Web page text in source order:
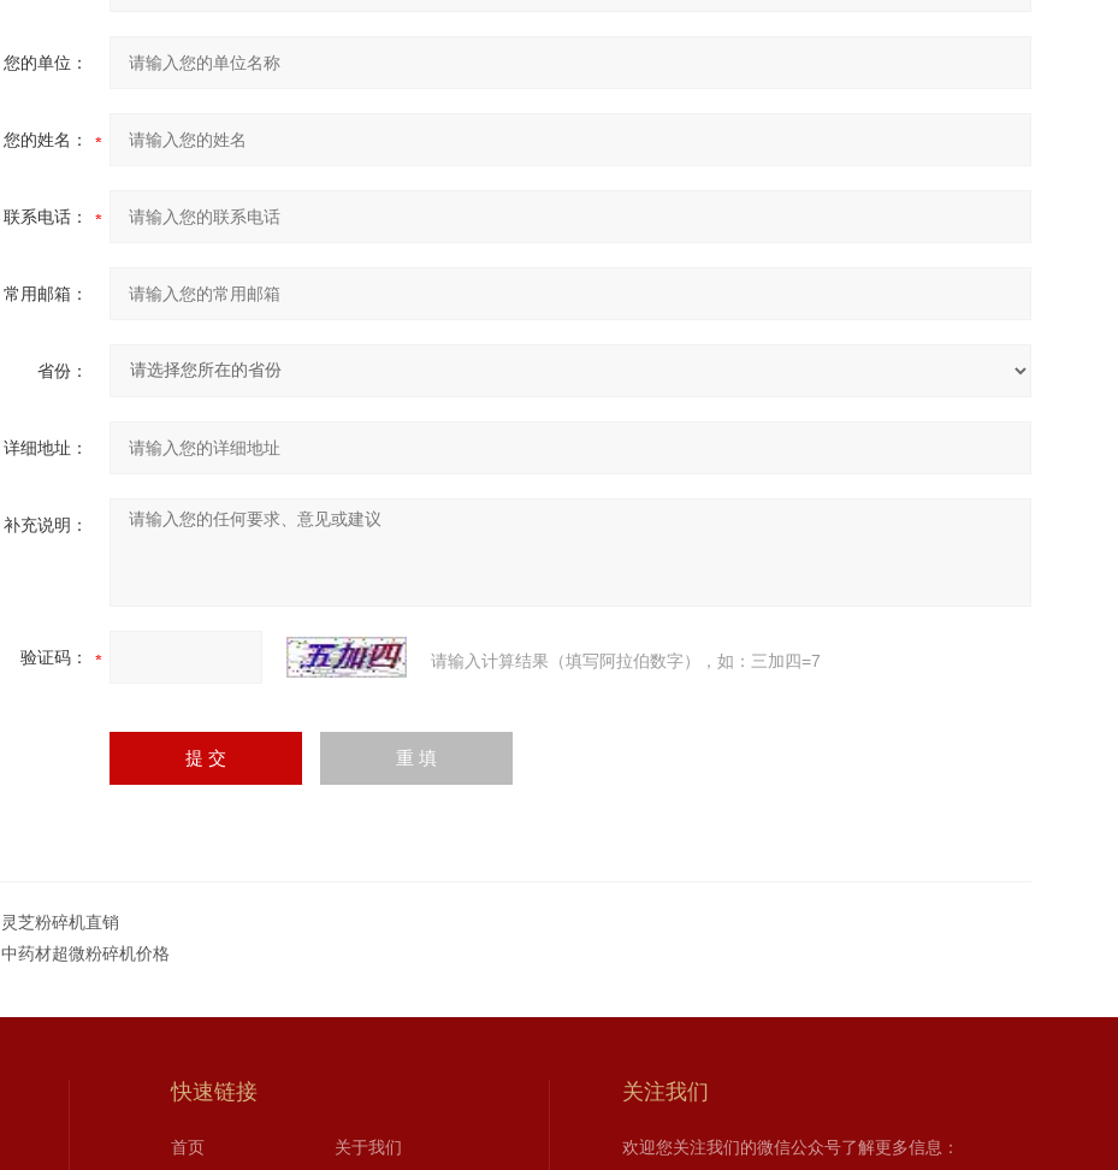
您的单位：
您的姓名：
联系电话：
常用邮箱：
省份：
详细地址：
补充说明：
验证码： 请输入计算结果（填写阿拉伯数字），如：三加四=7
灵芝粉碎机直销
中药材超微粉碎机价格
快速链接
首页 关于我们
关注我们
欢迎您关注我们的微信公众号了解更多信息：